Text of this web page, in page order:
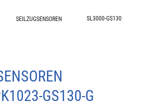
SEILZUGSENSOREN SL3000-GS130
GS130-G